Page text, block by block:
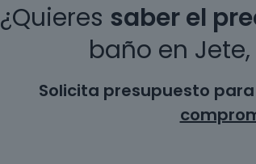
¿Quieres saber el
baño en
Solicita presupuesto